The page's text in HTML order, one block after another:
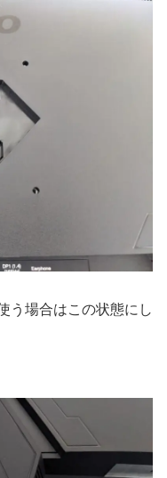
う場合はこの状態にし